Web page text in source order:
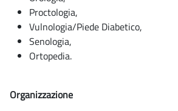
Proctologia,
Vulnologia/Piede Diabetico,
Senologia,
Ortopedia.
Organizzazione